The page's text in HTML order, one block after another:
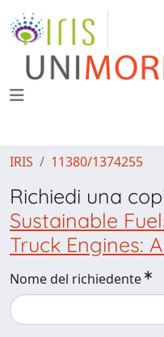
IRIS 11380/1374255
Richiedi una
Sustainable
Truck Engines:
Nome del richiedente